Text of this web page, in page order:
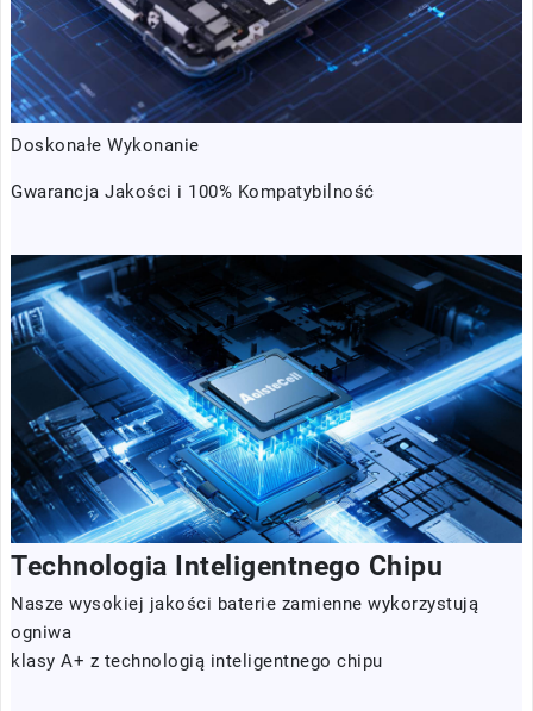
Doskonałe Wykonanie
Gwarancja Jakości i 100% Kompatybilność
Technologia Inteligentnego Chipu
Nasze wysokiej jakości baterie zamienne wykorzystują
ogniwa
klasy A+ z technologią inteligentnego chipu